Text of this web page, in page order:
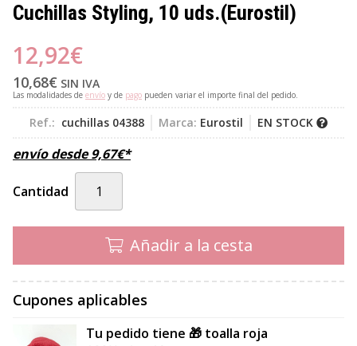
Cuchillas Styling, 10 uds.(Eurostil)
12,92€
10,68€ SIN IVA
Las modalidades de envío y de pago pueden variar el importe final del pedido.
Ref.: cuchillas 04388 Marca: Eurostil EN STOCK
envío desde9,67€*
Cantidad
Añadir a la cesta
Cupones aplicables
Tu pedido tiene 🎁 toalla roja